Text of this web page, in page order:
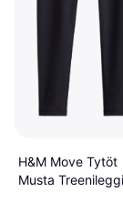
H&M Move Tytöt
Musta